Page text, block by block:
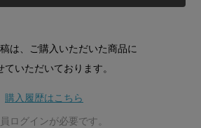
は、ご購入いただいた商品に
ていただいております。
購入履歴はこちら
ログインが必要です。